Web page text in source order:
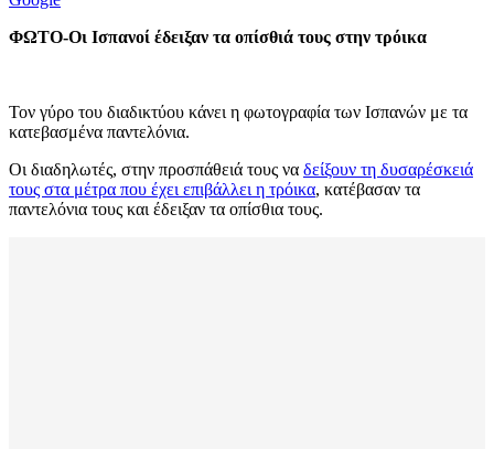
ΦΩΤΟ-Οι Ισπανοί έδειξαν τα οπίσθιά τους στην τρόικα
Τον γύρο του διαδικτύου κάνει η φωτογραφία των Ισπανών με τα
κατεβασμένα παντελόνια.
Οι διαδηλωτές, στην προσπάθειά τους να δείξουν τη δυσαρέσκειά
τους στα μέτρα που έχει επιβάλλει η τρόικα, κατέβασαν τα
παντελόνια τους και έδειξαν τα οπίσθια τους.